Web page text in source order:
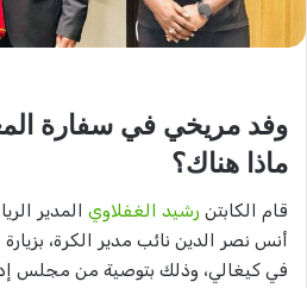
وفد مريخي في سفارة
ماذا هناك؟
قام الكابتن رشيد الغفلاوي المدير
أنس نصر الدين نائب مدير الكرة،
في كيغالي، وذلك بتوصية من مجلس